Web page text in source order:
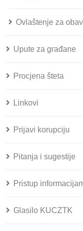
Ovlaštenje za
Upute za građane
Procjena šteta
Linkovi
Prijavi korupciju
Pitanja i sugestije
Pristup
Glasilo KUCZTK